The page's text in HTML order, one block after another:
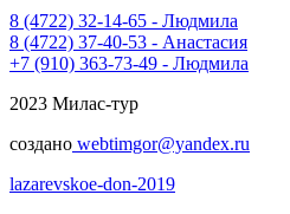
8 (4722) 32-14-65 - Людмила
8 (4722) 37-40-53 - Анастасия
+7 (910) 363-73-49 - Людмила
2023 Милас-тур
создано webtimgor@yandex.ru
lazarevskoe-don-2019